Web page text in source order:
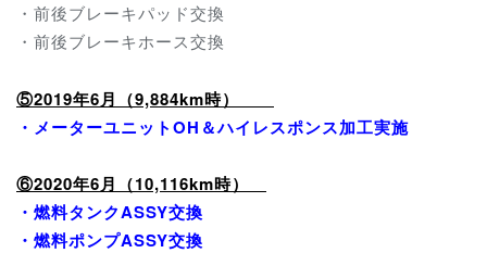
・前後ブレーキパッド交換
・前後ブレーキホース交換
⑤2019年6月（9,884km時）
・メーターユニットOH＆ハイレスポンス加工実施
⑥2020年6月（10,116km時）
・燃料タンクASSY交換
・燃料ポンプASSY交換